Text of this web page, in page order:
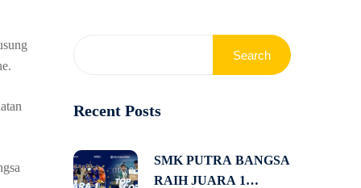
Search
Recent Posts
SMK PUTRA BANGSA
RAIH JUARA 1